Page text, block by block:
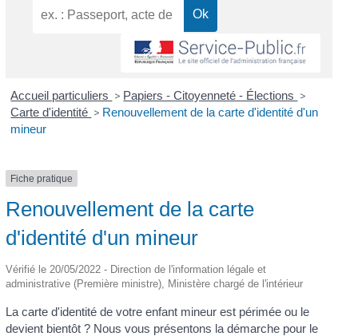
Accueil particuliers > Papiers - Citoyenneté - Élections >
Carte d'identité > Renouvellement de la carte d'identité d'un
mineur
Fiche pratique
Renouvellement de la carte
d'identité d'un mineur
Vérifié le 20/05/2022 - Direction de l'information légale et
administrative (Première ministre), Ministère chargé de l'intérieur
La carte d'identité de votre enfant mineur est périmée ou le
devient bientôt ? Nous vous présentons la démarche pour le